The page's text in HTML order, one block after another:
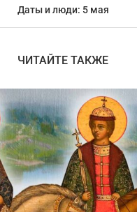
Даты и люди: 5 мая
ЧИТАЙТЕ ТАКЖЕ